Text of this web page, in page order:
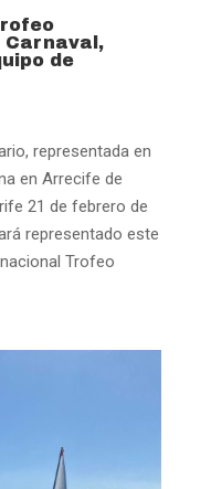
Carnaval,
de
representada en
en Arrecife de
21 de febrero de
representado este
Trofeo